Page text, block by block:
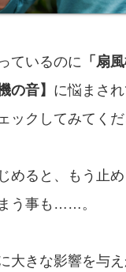
ているのに 「扇
の音】 に悩まさ
ックしてみてくだ
めると、もう止
う事も……。
大きな影響を与